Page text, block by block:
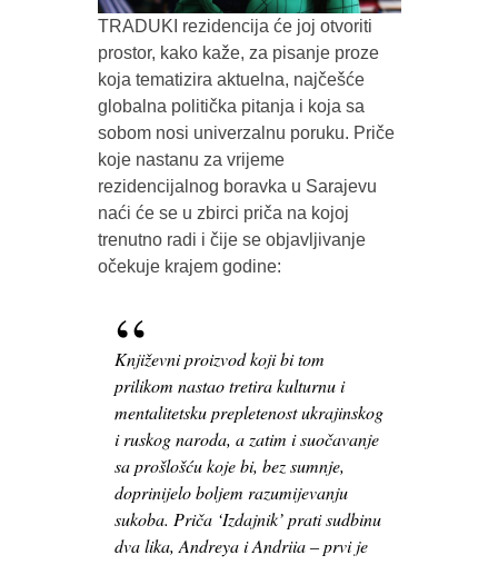
TRADUKI rezidencija će joj otvoriti
prostor, kako kaže, za pisanje proze
koja tematizira aktuelna, najčešće
globalna politička pitanja i koja sa
sobom nosi univerzalnu poruku. Priče
koje nastanu za vrijeme
rezidencijalnog boravka u Sarajevu
naći će se u zbirci priča na kojoj
trenutno radi i čije se objavljivanje
očekuje krajem godine:
Književni proizvod koji bi tom
prilikom nastao tretira kulturnu i
mentalitetsku prepletenost ukrajinskog
i ruskog naroda, a zatim i suočavanje
sa prošlošću koje bi, bez sumnje,
doprinijelo boljem razumijevanju
sukoba. Priča ‘Izdajnik’ prati sudbinu
dva lika, Andreya i Andriia ‒ prvi je